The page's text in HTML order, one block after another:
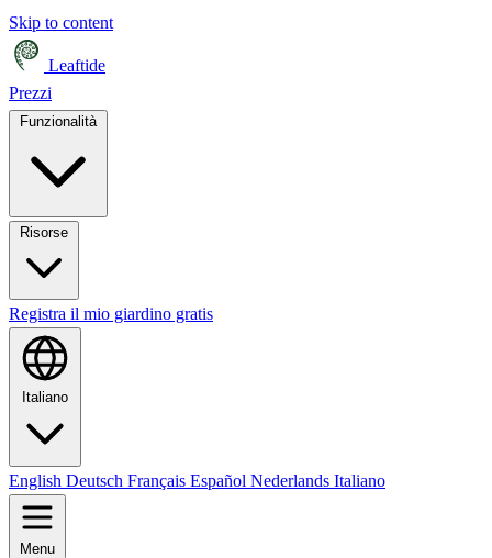
Skip to content
Leaftide
Prezzi
Funzionalità
Registra il mio giardino gratis
Italiano
English Deutsch Français Español Nederlands Italiano
Menu